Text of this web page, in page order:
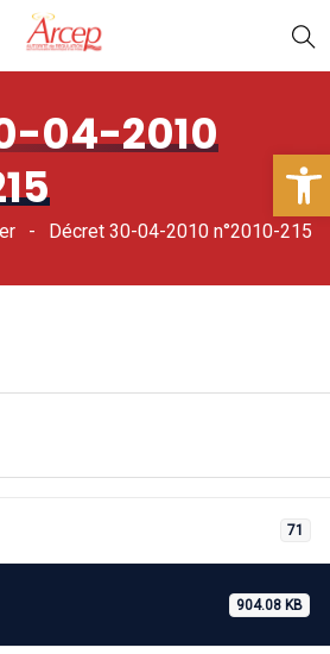
04-2010
Décret 30-04-2010 n°2010-215
71
904.08 KB